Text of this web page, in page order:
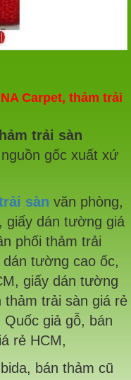
Carpet, thảm trải
trải sàn
gốc xuất xứ
sàn văn phòng,
giấy dán tường giá
phối thảm trải
tường cao ốc,
giấy dán tường
thảm trải sàn giá rẻ
giả gỗ, bán
rẻ HCM,
bán thảm cũ